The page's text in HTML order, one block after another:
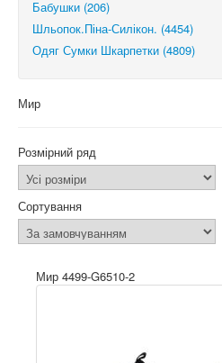
Бабушки (206)
Шльопок.Піна-Силікон. (4454)
Одяг Сумки Шкарпетки (4809)
Мир
Розмірний ряд
Сортування
Мир 4499-G6510-2